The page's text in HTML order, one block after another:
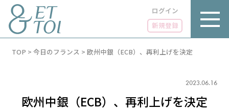
ログイン
新規登録
TOP > 今日のフランス > 欧州中銀（ECB）、再利上げを決定
2023.06.16
欧州中銀（ECB）、再利上げを決定